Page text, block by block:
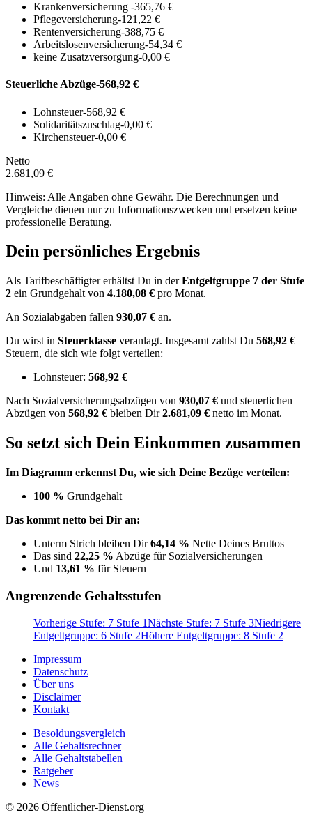
Krankenversicherung -365,76 €
Pflegeversicherung-121,22 €
Rentenversicherung-388,75 €
Arbeitslosenversicherung-54,34 €
keine Zusatzversorgung-0,00 €
Steuerliche Abzüge-568,92 €
Lohnsteuer-568,92 €
Solidaritätszuschlag-0,00 €
Kirchensteuer-0,00 €
Netto
2.681,09 €
Hinweis: Alle Angaben ohne Gewähr. Die Berechnungen und
Vergleiche dienen nur zu Informationszwecken und ersetzen keine
professionelle Beratung.
Dein persönliches Ergebnis
Als Tarifbeschäftigter erhältst Du in derEntgeltgruppe 7 der Stufe
2 ein Grundgehalt von 4.180,08 € pro Monat.
An Sozialabgaben fallen 930,07 € an.
Du wirst in Steuerklasse veranlagt. Insgesamt zahlst Du 568,92 €
Steuern, die sich wie folgt verteilen:
Lohnsteuer: 568,92 €
Nach Sozialversicherungsabzügen von 930,07 € und steuerlichen
Abzügen von 568,92 € bleiben Dir2.681,09 € netto im Monat.
So setzt sich Dein Einkommen zusammen
Im Diagramm erkennst Du, wie sich Deine Bezüge verteilen:
100 % Grundgehalt
Das kommt netto bei Dir an:
Unterm Strich bleiben Dir64,14 % Nette Deines Bruttos
Das sind 22,25 % Abzüge für Sozialversicherungen
Und 13,61 % für Steuern
Angrenzende Gehaltsstufen
Vorherige Stufe: 7 Stufe 1Nächste Stufe: 7 Stufe 3Niedrigere
Entgeltgruppe: 6 Stufe 2Höhere Entgeltgruppe: 8 Stufe 2
Impressum
Datenschutz
Über uns
Disclaimer
Kontakt
Besoldungsvergleich
Alle Gehaltsrechner
Alle Gehaltstabellen
Ratgeber
News
© 2026 Öffentlicher-Dienst.org